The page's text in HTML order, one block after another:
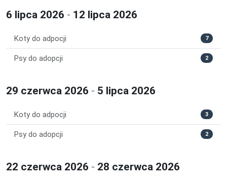
6 lipca 2026 - 12 lipca 2026
Koty do adpocji 7
Psy do adopcji 2
29 czerwca 2026 - 5 lipca 2026
Koty do adpocji 3
Psy do adopcji 2
22 czerwca 2026 - 28 czerwca 2026